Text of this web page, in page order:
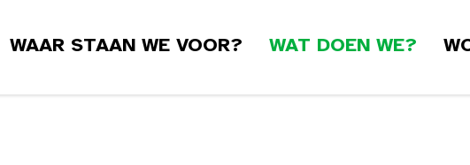
WAAR STAAN WE VOOR? WAT DOEN WE?